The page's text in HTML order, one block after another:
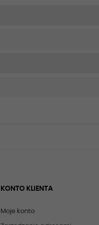
KONTO KLIENTA
Moje konto